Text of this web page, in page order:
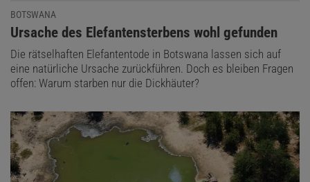
BOTSWANA
:
Ursache des Elefantensterbens wohl gefunden
Die rätselhaften Elefantentode in Botswana lassen sich auf
eine natürliche Ursache zurückführen. Doch es bleiben Fragen
offen: Warum starben nur die Dickhäuter?